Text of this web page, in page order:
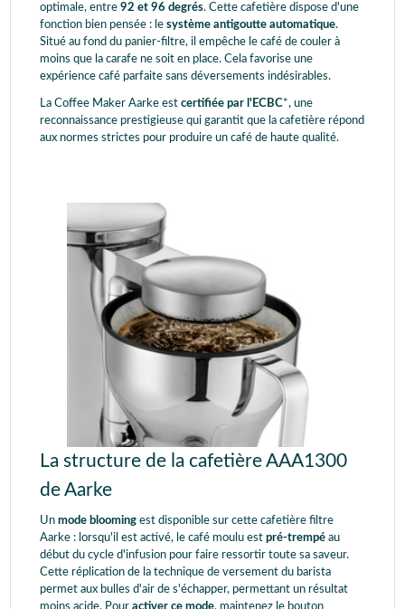
optimale, entre 92 et 96 degrés. Cette cafetière dispose d'une
fonction bien pensée : le système antigoutte automatique.
Situé au fond du panier-filtre, il empêche le café de couler à
moins que la carafe ne soit en place. Cela favorise une
expérience café parfaite sans déversements indésirables.
La Coffee Maker Aarke est certifiée par l'ECBC*, une
reconnaissance prestigieuse qui garantit que la cafetière répond
aux normes strictes pour produire un café de haute qualité.
La structure de la cafetière AAA1300
de Aarke
Un mode blooming est disponible sur cette cafetière filtre
Aarke : lorsqu'il est activé, le café moulu est pré-trempé au
début du cycle d'infusion pour faire ressortir toute sa saveur.
Cette réplication de la technique de versement du barista
permet aux bulles d'air de s'échapper, permettant un résultat
moins acide. Pour activer ce mode, maintenez le bouton